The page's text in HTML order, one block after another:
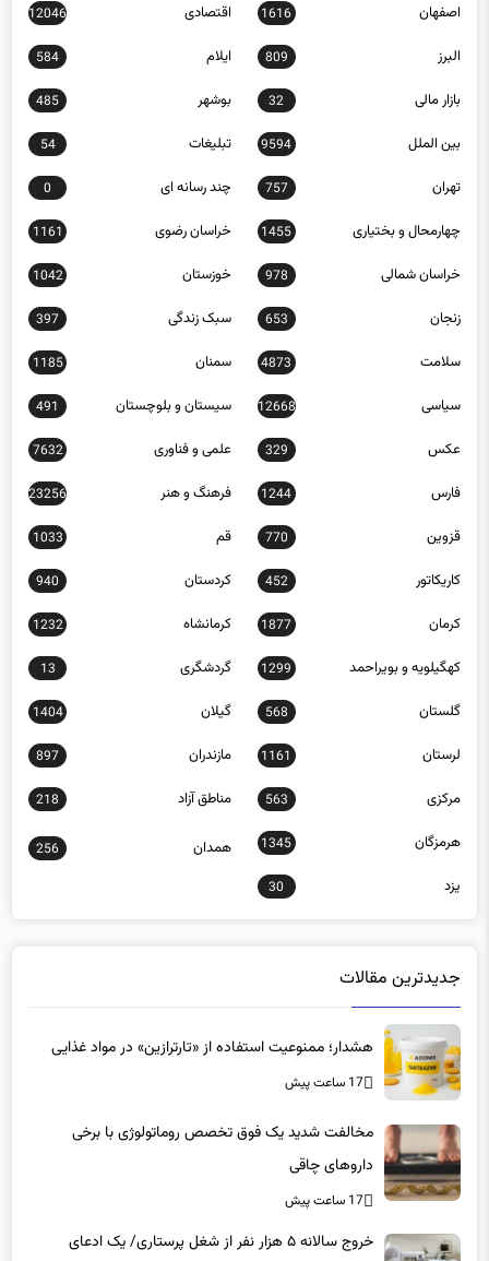
اصفهان 1616 اقتصادی 12046
البرز 809 ایلام 584
بازار مالی 32 بوشهر 485
بین الملل 9594 تبلیغات 54
تهران 757 چند رسانه ای 0
چهارمحال و بختیاری 1455 خراسان رضوی 1161
خراسان شمالی 978 خوزستان 1042
زنجان 653 سبک زندگی 397
سلامت 4873 سمنان 1185
سیاسی 12668 سیستان و بلوچستان 491
عکس 329 علمی و فناوری 7632
فارس 1244 فرهنگ و هنر 23256
قزوین 770 قم 1033
کاریکاتور 452 کردستان 940
کرمان 1877 کرمانشاه 1232
کهگیلویه و بویراحمد 1299 گردشگری 13
گلستان 568 گیلان 1404
لرستان 1161 مازندران 897
مرکزی 563 مناطق آزاد 218
هرمزگان 1345 همدان 256
یزد 30
جدیدترین مقالات
هشدار؛ ممنوعیت استفاده از «تارترازین» در مواد غذایی
17 ساعت پیش
مخالفت شدید یک فوق تخصص روماتولوژی با برخی
داروهای چاقی
17 ساعت پیش
خروج سالانه ۵ هزار نفر از شغل پرستاری/ یک ادعای